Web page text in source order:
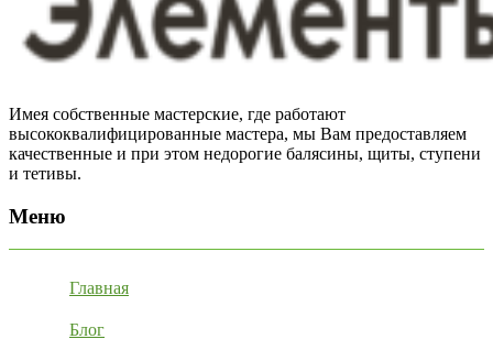
Имея собственные мастерские, где работают
высококвалифицированные мастера, мы Вам предоставляем
качественные и при этом недорогие балясины, щиты, ступени
и тетивы.
Меню
Главная
Блог